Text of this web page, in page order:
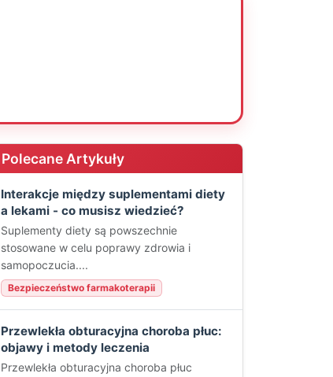
Polecane Artykuły
Interakcje między suplementami diety
a lekami - co musisz wiedzieć?
Suplementy diety są powszechnie
stosowane w celu poprawy zdrowia i
samopoczucia....
Bezpieczeństwo farmakoterapii
Przewlekła obturacyjna choroba płuc:
objawy i metody leczenia
Przewlekła obturacyjna choroba płuc